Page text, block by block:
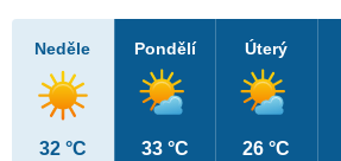
Neděle
32 °C
Pondělí
33 °C
Úterý
26 °C